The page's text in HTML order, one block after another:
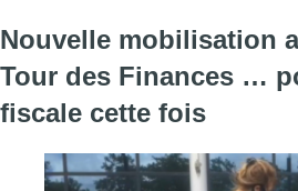
Nouvelle mobilisation
Tour des Finances …
fiscale cette fois